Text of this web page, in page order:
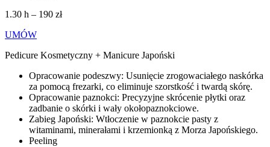
1.30 h – 190 zł
UMÓW
Pedicure Kosmetyczny + Manicure Japoński
Opracowanie podeszwy: Usunięcie zrogowaciałego naskórka
za pomocą frezarki, co eliminuje szorstkość i twardą skórę.
Opracowanie paznokci: Precyzyjne skrócenie płytki oraz
zadbanie o skórki i wały okołopaznokciowe.
Zabieg Japoński: Wtłoczenie w paznokcie pasty z
witaminami, minerałami i krzemionką z Morza Japońskiego.
Peeling